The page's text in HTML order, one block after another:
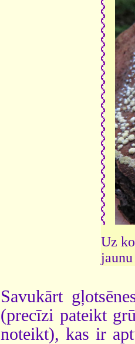
Uz
Savukārt
(precīzi pateikt
noteikt), kas ir